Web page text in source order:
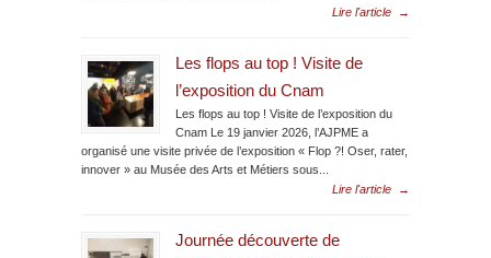
Lire l'article
→
Les flops au top ! Visite de
l’exposition du Cnam
Les flops au top ! Visite de l’exposition du
Cnam Le 19 janvier 2026, l’AJPME a
organisé une visite privée de l’exposition « Flop ?! Oser, rater,
innover » au Musée des Arts et Métiers sous...
Lire l'article
→
Journée découverte de